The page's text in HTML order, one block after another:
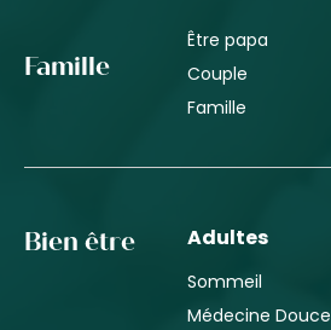
Famille
Être papa
Couple
Famille
Bien être Adultes
Sommeil
Médecine Douce